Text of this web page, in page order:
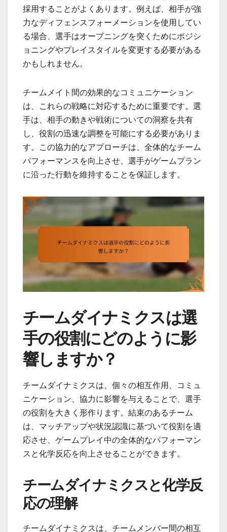
採用することがよくあります。例えば、相手が強
力なディフェンスフォーメーションを使用してい
る場合、選手はオープニングを突くためにポジシ
ョニングやプレイスタイルを変更する必要がある
かもしれません。
チームメイト間の効果的なコミュニケーション
は、これらの戦略に対応するために重要です。選
手は、相手の動きや戦術についての洞察を共有
し、役割の迅速な調整を可能にする必要がありま
す。この協力的なアプローチは、全体的なチーム
パフォーマンスを向上させ、選手がゲームプラン
に沿った行動を維持することを保証します。
チームダイナミクスは選
手の役割にどのように影
響しますか？
チームダイナミクスは、個々の相互作用、コミュ
ニケーション、協力に影響を与えることで、選手
の役割を大きく形作ります。結束のあるチーム
は、マッチアップや状況認識に基づいて役割を適
応させ、ゲームプレイ中の全体的なパフォーマン
スと化学反応を向上させることができます。
チームダイナミクスと化学反
応の理解
チームダイナミクスは、チームメンバー間の相互